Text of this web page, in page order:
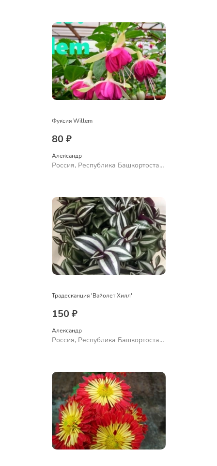
Фуксия Willem
80 ₽
Александр
Россия, Республика Башкортостан,
Традесканция 'Вайолет Хилл'
150 ₽
Александр
Россия, Республика Башкортостан,